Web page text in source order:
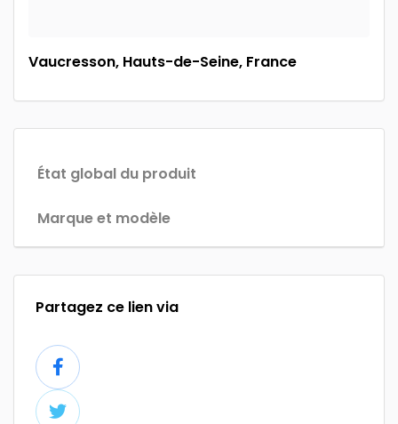
Vaucresson, Hauts-de-Seine, France
État global du produit
Marque et modèle
Partagez ce lien via